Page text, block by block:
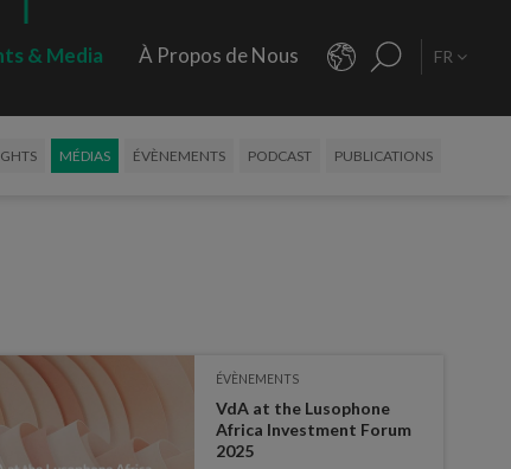
& Media À Propos de Nous FR
MÉDIAS ÉVÈNEMENTS PODCAST PUBLICATIONS
ÉVÈNEMENTS
VdA at the Lusophone
Africa Investment Forum
2025